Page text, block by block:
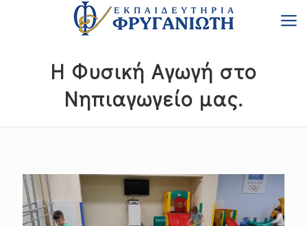
Η Φυσική Αγωγή στο
Νηπιαγωγείο μας.